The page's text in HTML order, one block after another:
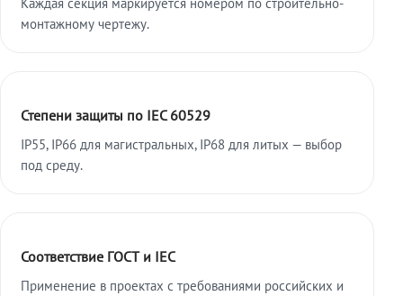
монтажному чертежу.
Степени защиты по IEC 60529
IP55, IP66 для магистральных, IP68 для литых — выбор
под среду.
Соответствие ГОСТ и IEC
Применение в проектах с требованиями российских и